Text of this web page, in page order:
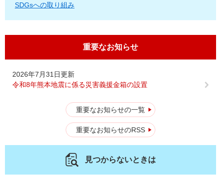
SDGsへの取り組み
重要なお知らせ
2026年7月31日更新
令和8年熊本地震に係る災害義援金箱の設置
重要なお知らせの一覧
重要なお知らせのRSS
見つからないときは